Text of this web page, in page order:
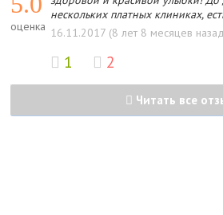
оценка
нескольких платных клиниках,
16.11.2017 (8 лет 8 месяцев
1 2
Читать все